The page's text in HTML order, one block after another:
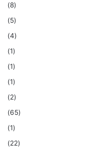
(8)
(5)
(4)
(1)
(1)
(1)
(2)
(65)
(1)
(22)